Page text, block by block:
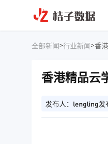
全部新闻>行业新闻>香
香港精品云
发布人：lengling发